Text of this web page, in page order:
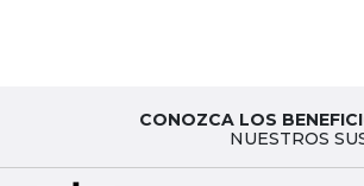
CONOZCA LOS
NUESTROS